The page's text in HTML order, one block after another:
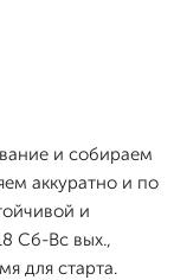
и собираем
аккуратно и по
и
Сб-Вс вых.,
для старта.